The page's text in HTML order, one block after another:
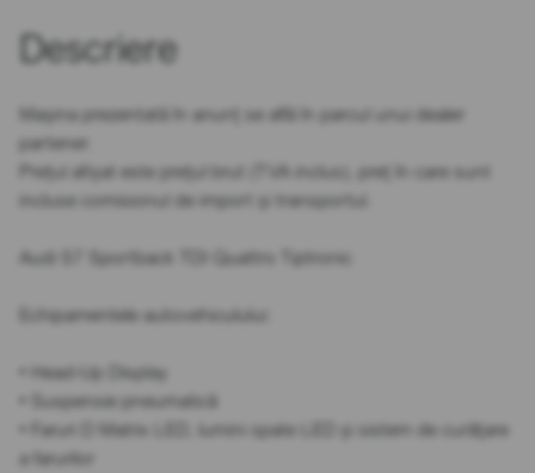
Descriere
Mașina prezentată în anunț se află în parcul unui dealer
partener.
Prețul afișat este prețul brut (TVA inclus), preț în care sunt
incluse comisionul de import și transportul.
Audi S7 Sportback TDI Quattro Tiptronic
Echipamentele autovehiculului:
• Head-Up Display
• Suspensie pneumatică
• Faruri D Matrix LED, lumini spate LED și sistem de curățare
a farurilor